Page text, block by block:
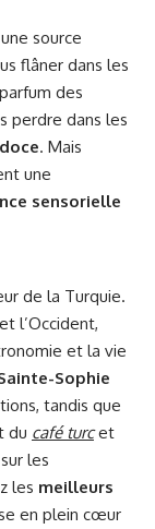
source
flâner dans les
des
perdre dans les
. Mais
une
sensorielle
de la Turquie.
l’Occident,
et la vie
Sophie
tandis que
du café turcet
les
les meilleurs
en plein cœur